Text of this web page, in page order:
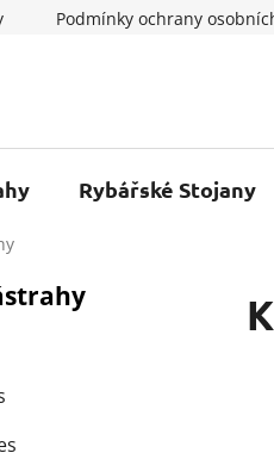
Podmínky ochrany
Rybářské Stojany